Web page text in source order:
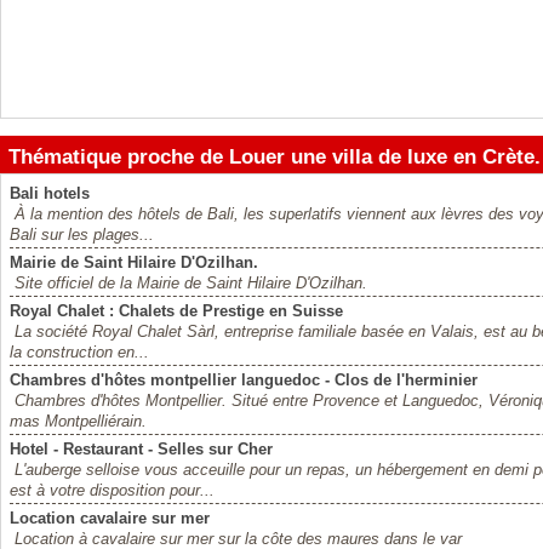
Thématique proche de Louer une villa de luxe en Crète.
Bali hotels
À la mention des hôtels de Bali, les superlatifs viennent aux lèvres des
Bali sur les plages...
Mairie de Saint Hilaire D'Ozilhan.
Site officiel de la Mairie de Saint Hilaire D'Ozilhan.
Royal Chalet : Chalets de Prestige en Suisse
La société Royal Chalet Sàrl, entreprise familiale basée en Valais, est au
la construction en...
Chambres d'hôtes montpellier languedoc - Clos de l'herminier
Chambres d'hôtes Montpellier. Situé entre Provence et Languedoc,
mas Montpelliérain.
Hotel - Restaurant - Selles sur Cher
L'auberge selloise vous acceuille pour un repas, un hébergement en demi
est à votre disposition pour...
Location cavalaire sur mer
Location à cavalaire sur mer sur la côte des maures dans le var